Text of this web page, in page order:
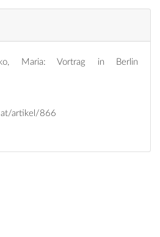
Maria: Vortrag in Berlin
artikel/866